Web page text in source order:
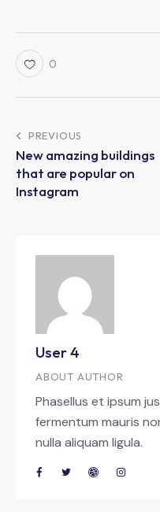
0
PREVIOUS
New amazing buildings
that are popular on
Instagram
User 4
ABOUT AUTHOR
Phasellus et ipsum
fermentum mauris
nulla aliquam ligula.